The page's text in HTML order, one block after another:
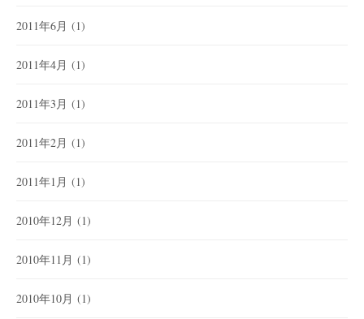
2011年6月 (1)
2011年4月 (1)
2011年3月 (1)
2011年2月 (1)
2011年1月 (1)
2010年12月 (1)
2010年11月 (1)
2010年10月 (1)